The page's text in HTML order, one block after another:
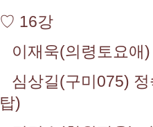
♡ 16강
이재욱(의령토요애
심상길(구미075)
탑)